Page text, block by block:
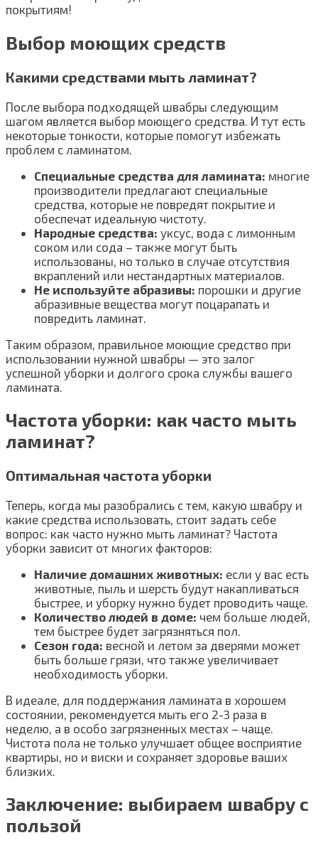
покрытиям!
Выбор моющих средств
Какими средствами мыть ламинат?
После выбора подходящей швабры следующим
шагом является выбор моющего средства. И тут есть
некоторые тонкости, которые помогут избежать
проблем с ламинатом.
Специальные средства для ламината: многие
производители предлагают специальные
средства, которые не повредят покрытие и
обеспечат идеальную чистоту.
Народные средства: уксус, вода с лимонным
соком или сода – также могут быть
использованы, но только в случае отсутствия
вкраплений или нестандартных материалов.
Не используйте абразивы: порошки и другие
абразивные вещества могут поцарапать и
повредить ламинат.
Таким образом, правильное моющие средство при
использовании нужной швабры — это залог
успешной уборки и долгого срока службы вашего
ламината.
Частота уборки: как часто мыть
ламинат?
Оптимальная частота уборки
Теперь, когда мы разобрались с тем, какую швабру и
какие средства использовать, стоит задать себе
вопрос: как часто нужно мыть ламинат? Частота
уборки зависит от многих факторов:
Наличие домашних животных: если у вас есть
животные, пыль и шерсть будут накапливаться
быстрее, и уборку нужно будет проводить чаще.
Количество людей в доме: чем больше людей,
тем быстрее будет загрязняться пол.
Сезон года: весной и летом за дверями может
быть больше грязи, что также увеличивает
необходимость уборки.
В идеале, для поддержания ламината в хорошем
состоянии, рекомендуется мыть его 2-3 раза в
неделю, а в особо загрязненных местах – чаще.
Чистота пола не только улучшает общее восприятие
квартиры, но и виски и сохраняет здоровье ваших
близких.
Заключение: выбираем швабру с
пользой